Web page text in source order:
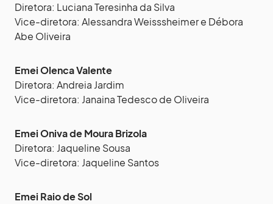
Diretora: Luciana Teresinha da Silva
Vice-diretora: Alessandra Weisssheimer e Débora
Abe Oliveira
Emei Olenca Valente
Diretora: Andreia Jardim
Vice-diretora: Janaina Tedesco de Oliveira
Emei Oniva de Moura Brizola
Diretora: Jaqueline Sousa
Vice-diretora: Jaqueline Santos
Emei Raio de Sol